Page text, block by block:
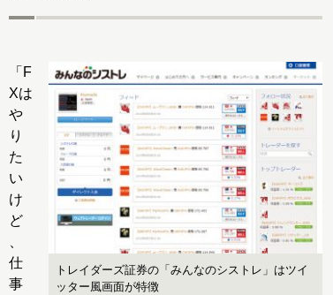
トレイダーズ証券の「みんなのシストレ」はツイ
ッター風画面が特徴
「F
Xは
や
り
た
い
け
ど
仕
事